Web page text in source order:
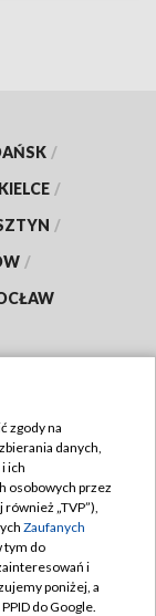
/
KIELCE /
/
/
zgody na
danych,
ich
osobowych przez
„TVP”),
Zaufanych
tym do
i
poniżej, a
do Google.